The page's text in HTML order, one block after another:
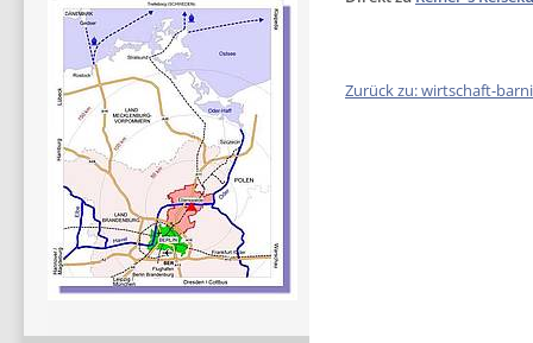
Zurück zu: wirtschaft-